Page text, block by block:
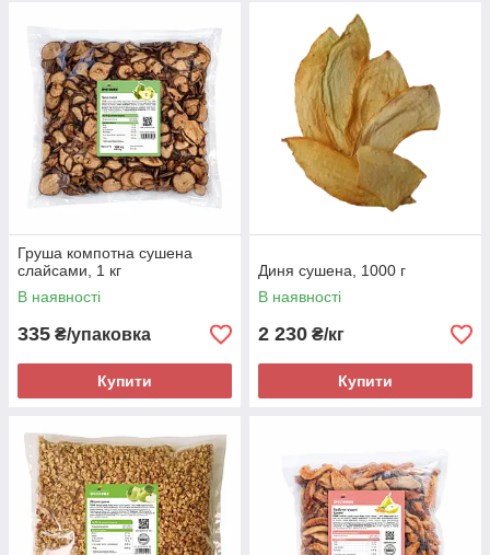
Груша компотна сушена
слайсами, 1 кг
В наявності
335 ₴/упаковка
Купити
Диня сушена, 1000 г
В наявності
2 230 ₴/кг
Купити